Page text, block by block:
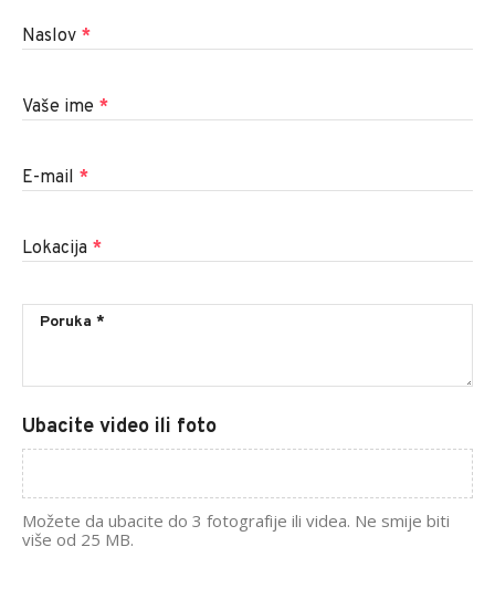
Naslov *
Vaše ime *
E-mail *
Lokacija *
Ubacite video ili foto
Možete da ubacite do 3 fotografije ili videa. Ne smije biti
više od 25 MB.